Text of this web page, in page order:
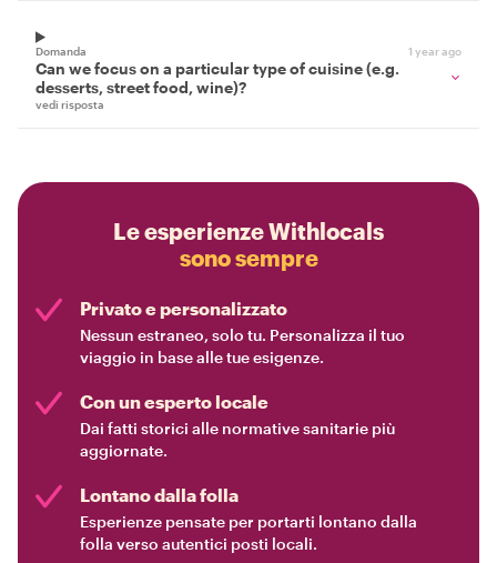
Domanda 1 year ago
Can we focus on a particular type of cuisine (e.g.
desserts, street food, wine)?
vedi risposta
Le esperienze Withlocals
sono sempre
Privato e personalizzato
Nessun estraneo, solo tu. Personalizza il tuo
viaggio in base alle tue esigenze.
Con un esperto locale
Dai fatti storici alle normative sanitarie più
aggiornate.
Lontano dalla folla
Esperienze pensate per portarti lontano dalla
folla verso autentici posti locali.